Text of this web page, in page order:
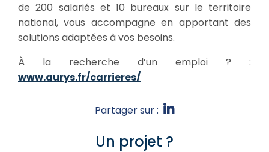
de 200 salariés et 10 bureaux sur le territoire
national, vous accompagne en apportant des
solutions adaptées à vos besoins.
À la recherche d’un emploi ? :
www.aurys.fr/carrieres/
Partager sur :
Un projet ?